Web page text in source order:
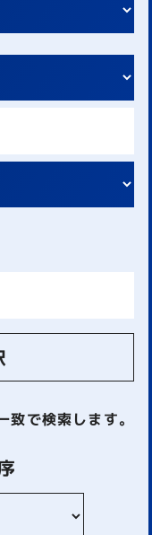
致で検索します。